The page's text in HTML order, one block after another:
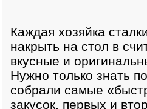
Каждая хозяйка
накрыть на стол в
вкусные и
Нужно только знать
собрали самые
закусок, первых и